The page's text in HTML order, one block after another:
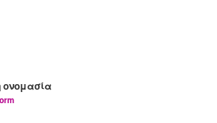
ονομασία